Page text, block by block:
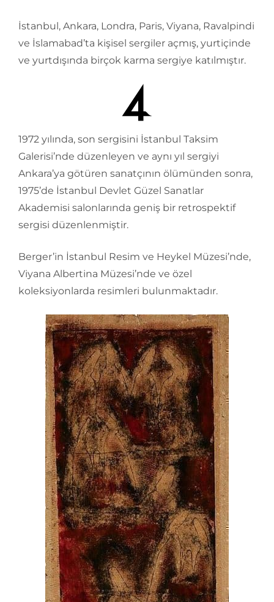
İstanbul, Ankara, Londra, Paris, Viyana, Ravalpindi
ve İslamabad’ta kişisel sergiler açmış, yurtiçinde
ve yurtdışında birçok karma sergiye katılmıştır.
1972 yılında, son sergisini İstanbul Taksim
Galerisi’nde düzenleyen ve aynı yıl sergiyi
Ankara’ya götüren sanatçının ölümünden sonra,
1975’de İstanbul Devlet Güzel Sanatlar
Akademisi salonlarında geniş bir retrospektif
sergisi düzenlenmiştir.
Berger’in İstanbul Resim ve Heykel Müzesi’nde,
Viyana Albertina Müzesi’nde ve özel
koleksiyonlarda resimleri bulunmaktadır.